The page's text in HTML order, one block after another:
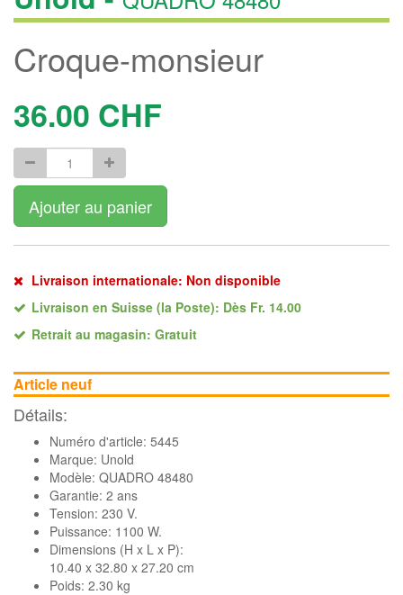
Croque-monsieur
36.00 CHF
Ajouter au panier
Livraison internationale: Non disponible
Livraison en Suisse (la Poste): Dès Fr. 14.00
Retrait au magasin: Gratuit
Article neuf
Détails:
Numéro d'article: 5445
Marque: Unold
Modèle: QUADRO 48480
Garantie: 2 ans
Tension: 230 V.
Puissance: 1100 W.
Dimensions (H x L x P):
10.40 x 32.80 x 27.20 cm
Poids: 2.30 kg